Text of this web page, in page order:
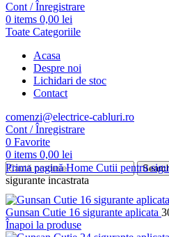
Cont / Înregistrare
0 items 0,00 lei
Toate Categoriile
Acasa
Despre noi
Lichidari de stoc
Contact
comenzi@electrice-cabluri.ro
Cont / Înregistrare
0 Favorite
0 items 0,00 lei
Prima paginăHome Cutii pentru
sigurante incastrata
Gunsan Cutie 16 sigurante aplicata
Înapoi la produse